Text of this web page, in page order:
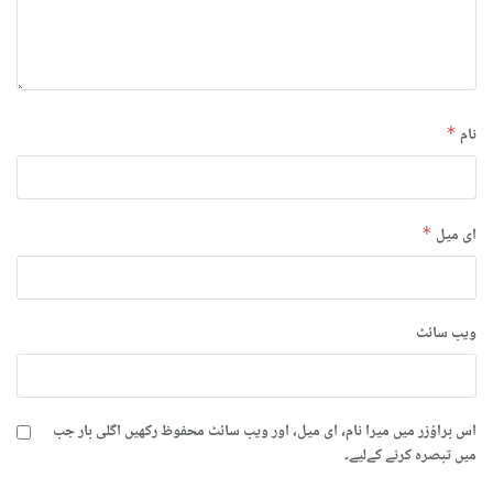
نام *
ای میل *
ویب‌ سائٹ
اس براؤزر میں میرا نام، ای میل، اور ویب سائٹ محفوظ رکھیں اگلی بار جب
میں تبصرہ کرنے کےلیے۔